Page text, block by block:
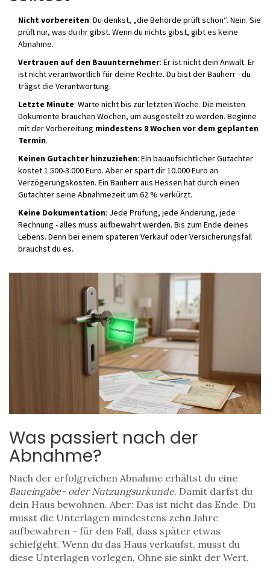
Nicht vorbereiten: Du denkst, „die Behörde prüft schon“. Nein. Sie
prüft nur, was du ihr gibst. Wenn du nichts gibst, gibt es keine
Abnahme.
Vertrauen auf den Bauunternehmer: Er ist nicht dein Anwalt. Er
ist nicht verantwortlich für deine Rechte. Du bist der Bauherr - du
trägst die Verantwortung.
Letzte Minute: Warte nicht bis zur letzten Woche. Die meisten
Dokumente brauchen Wochen, um ausgestellt zu werden. Beginne
mit der Vorbereitung mindestens 8 Wochen vor dem geplanten
Termin.
Keinen Gutachter hinzuziehen: Ein bauaufsichtlicher Gutachter
kostet 1.500-3.000 Euro. Aber er spart dir 10.000 Euro an
Verzögerungskosten. Ein Bauherr aus Hessen hat durch einen
Gutachter seine Abnahmezeit um 62 % verkürzt.
Keine Dokumentation: Jede Prüfung, jede Änderung, jede
Rechnung - alles muss aufbewahrt werden. Bis zum Ende deines
Lebens. Denn bei einem späteren Verkauf oder Versicherungsfall
brauchst du es.
Was passiert nach der
Abnahme?
Nach der erfolgreichen Abnahme erhältst du eine
Baueingabe- oder Nutzungsurkunde. Damit darfst du
dein Haus bewohnen. Aber: Das ist nicht das Ende. Du
musst die Unterlagen mindestens zehn Jahre
aufbewahren - für den Fall, dass später etwas
schiefgeht. Wenn du das Haus verkaufst, musst du
diese Unterlagen vorlegen. Ohne sie sinkt der Wert.